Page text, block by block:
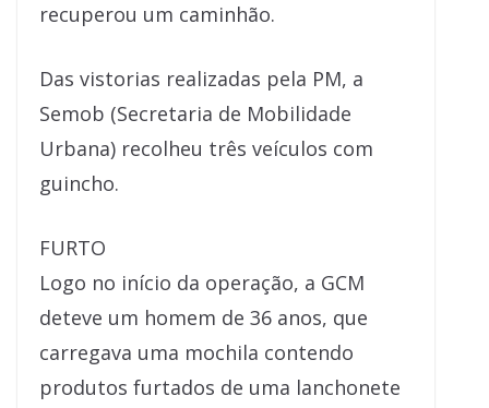
recuperou um caminhão.
Das vistorias realizadas pela PM, a
Semob (Secretaria de Mobilidade
Urbana) recolheu três veículos com
guincho.
FURTO
Logo no início da operação, a GCM
deteve um homem de 36 anos, que
carregava uma mochila contendo
produtos furtados de uma lanchonete